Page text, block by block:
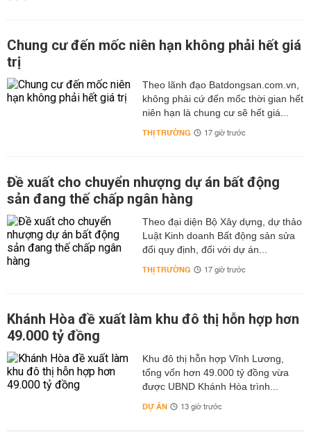
Chung cư đến mốc niên hạn không phải hết giá
trị
Theo lãnh đạo Batdongsan.com.vn,
không phải cứ đến mốc thời gian hết
niên hạn là chung cư sẽ hết giá...
THỊ TRƯỜNG 17 giờ trước
Đề xuất cho chuyển nhượng dự án bất động
sản đang thế chấp ngân hàng
Theo đại diện Bộ Xây dựng, dự thảo
Luật Kinh doanh Bất động sản sửa
đổi quy định, đối với dự án...
THỊ TRƯỜNG 17 giờ trước
Khánh Hòa đề xuất làm khu đô thị hỗn hợp hơn
49.000 tỷ đồng
Khu đô thị hỗn hợp Vĩnh Lương,
tổng vốn hơn 49.000 tỷ đồng vừa
được UBND Khánh Hòa trình...
DỰ ÁN 13 giờ trước